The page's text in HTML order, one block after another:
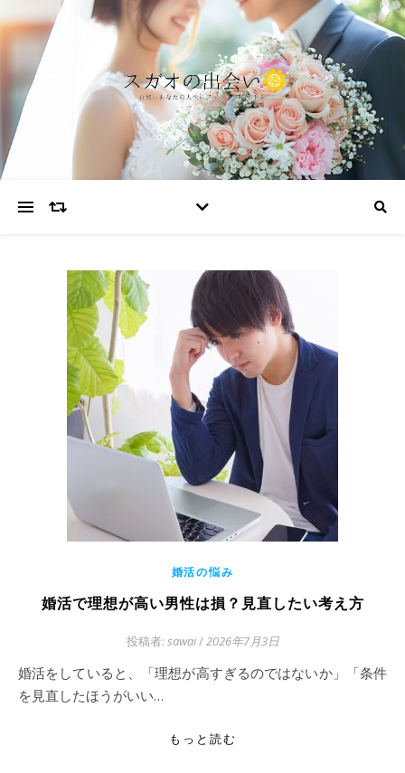
婚活の悩み
婚活で理想が高い男性は損？見直したい考え方
投稿者: sawai/2026年7月3日
婚活をしていると、「理想が高すぎるのではないか」「条件
を見直したほうがいい…
もっと読む